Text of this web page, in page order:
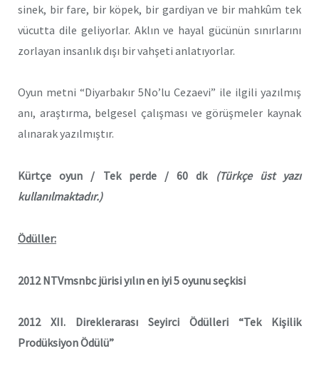
sinek, bir fare, bir köpek, bir gardiyan ve bir mahkûm tek
vücutta dile geliyorlar. Aklın ve hayal gücünün sınırlarını
zorlayan insanlık dışı bir vahşeti anlatıyorlar.
Oyun metni “Diyarbakır 5No’lu Cezaevi” ile ilgili yazılmış
anı, araştırma, belgesel çalışması ve görüşmeler kaynak
alınarak yazılmıştır.
Kürtçe oyun / Tek perde / 60 dk
(Türkçe üst yazı
kullanılmaktadır.)
Ödüller:
2012 NTVmsnbc jürisi yılın en iyi 5 oyunu seçkisi
2012 XII. Direklerarası Seyirci Ödülleri “Tek Kişilik
Prodüksiyon Ödülü”